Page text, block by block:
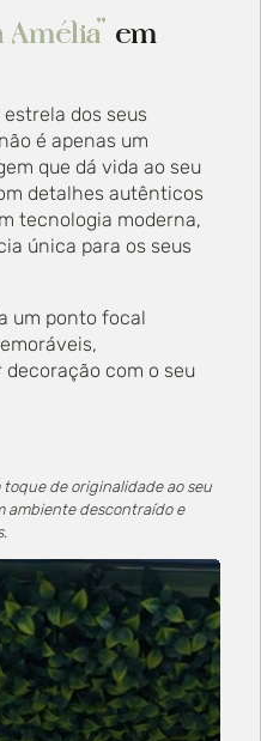
Amélia" em
dos seus
é apenas um
que dá vida ao seu
detalhes autênticos
tecnologia moderna,
única para os seus
um ponto focal
com o seu
de originalidade ao seu
ambiente descontraído e